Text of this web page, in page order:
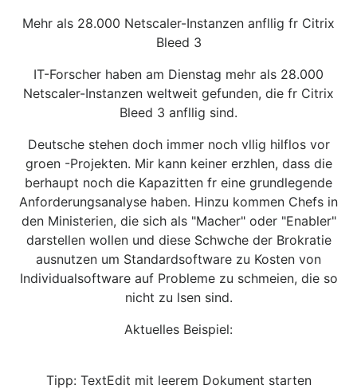
Mehr als 28.000 Netscaler-Instanzen anfllig fr Citrix
Bleed 3
IT-Forscher haben am Dienstag mehr als 28.000
Netscaler-Instanzen weltweit gefunden, die fr Citrix
Bleed 3 anfllig sind.
Deutsche stehen doch immer noch vllig hilflos vor
groen -Projekten. Mir kann keiner erzhlen, dass die
berhaupt noch die Kapazitten fr eine grundlegende
Anforderungsanalyse haben. Hinzu kommen Chefs in
den Ministerien, die sich als "Macher" oder "Enabler"
darstellen wollen und diese Schwche der Brokratie
ausnutzen um Standardsoftware zu Kosten von
Individualsoftware auf Probleme zu schmeien, die so
nicht zu lsen sind.
Aktuelles Beispiel:
Tipp: TextEdit mit leerem Dokument starten